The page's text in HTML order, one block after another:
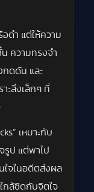
อดำ แต่ให้ความ
ความทรงจำ
กดดัน และ
ะสิ่งเล็กๆ ที่
เหมาะกับ
รูป แต่พาไป
ใจในอดีตส่งผล
กล้ชิดกับจิตใจ